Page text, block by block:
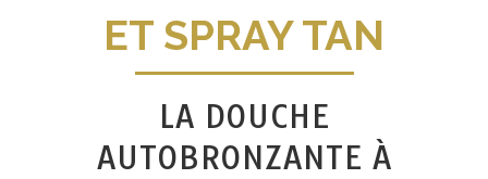
ET SPRAY TAN
LA DOUCHE
AUTOBRONZANTE À